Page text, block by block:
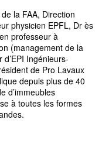
la FAA, Direction
physicien EPFL, Dr ès
professeur à
(management de la
Ingénieurs-
de Pro Lavaux
depuis plus de 40
d’immeubles
à toutes les formes